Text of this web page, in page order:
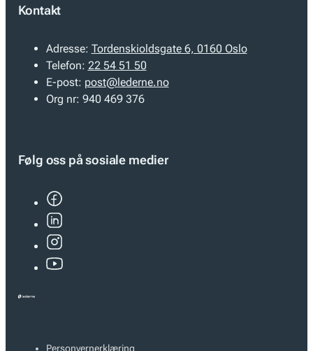
Kontakt
Adresse: Tordenskioldsgate 6, 0160 Oslo
Telefon: 22 54 51 50
E-post: post@lederne.no
Org nr: 940 469 376
Følg oss på sosiale medier
Personvernerklæring